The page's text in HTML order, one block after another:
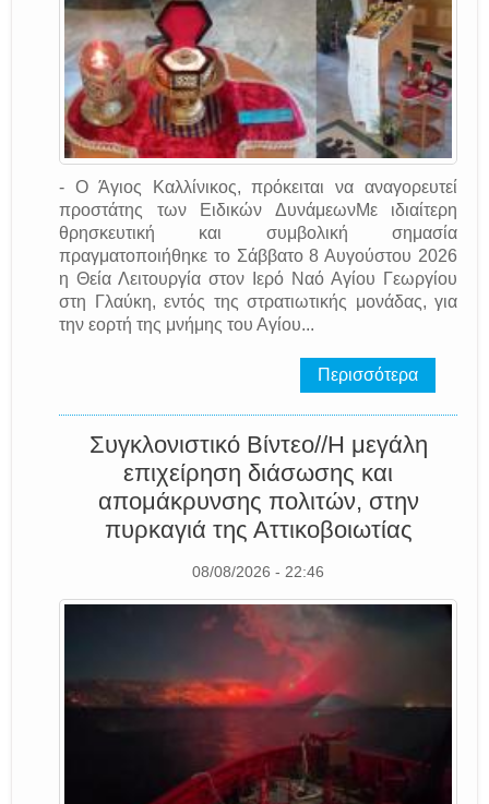
- Ο Άγιος Καλλίνικος, πρόκειται να αναγορευτεί
προστάτης των Ειδικών ΔυνάμεωνΜε ιδιαίτερη
θρησκευτική και συμβολική σημασία
πραγματοποιήθηκε το Σάββατο 8 Αυγούστου 2026
η Θεία Λειτουργία στον Ιερό Ναό Αγίου Γεωργίου
στη Γλαύκη, εντός της στρατιωτικής μονάδας, για
την εορτή της μνήμης του Αγίου...
Περισσότερα
Συγκλονιστικό Βίντεο//Η μεγάλη
επιχείρηση διάσωσης και
απομάκρυνσης πολιτών, στην
πυρκαγιά της Αττικοβοιωτίας
08/08/2026 - 22:46